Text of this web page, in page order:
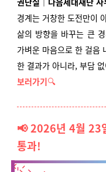
경계는 거창한 도전만이
삶의 방향을 바꾸는 큰
가벼운 마음으로 한 걸음
한 결과가 아니라, 부담
보러가기🔍
📢 2026년 4월 23
통과!